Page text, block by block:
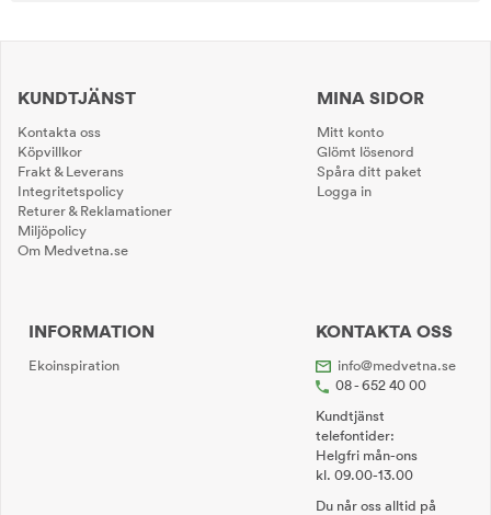
KUNDTJÄNST
Kontakta oss
Köpvillkor
Frakt & Leverans
Integritetspolicy
Returer & Reklamationer
Miljöpolicy
Om Medvetna.se
MINA SIDOR
Mitt konto
Glömt lösenord
Spåra ditt paket
Logga in
INFORMATION
Ekoinspiration
KONTAKTA OSS
info@medvetna.se
08 - 652 40 00
Kundtjänst
telefontider:
Helgfri mån-ons
kl. 09.00-13.00
Du når oss alltid på